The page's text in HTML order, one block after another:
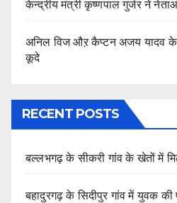
केन्द्रीय मंत्री कृष्णपाल गुर्जर ने
अनिल विज औऱ कैप्टन अजय यादव के
कूदे
RECENT POSTS
बल्लभगढ़ के सीकरी गांव के खेतों में
बहादुरगढ़ के सिदीपुर गांव में युवक की